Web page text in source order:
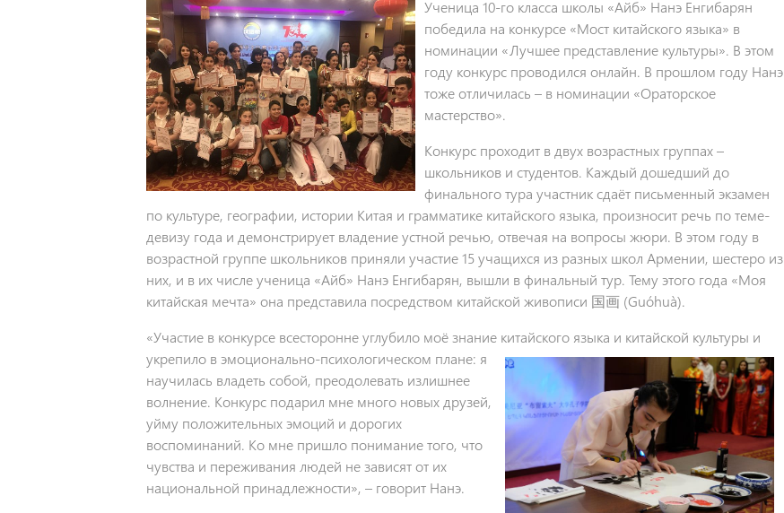
Ученица 10-го класса школы «Айб» Нанэ Енгибарян
победила на конкурсе «Мост китайского языка» в
номинации «Лучшее представление культуры». В этом
году конкурс проводился онлайн. В прошлом году Нанэ
тоже отличилась – в номинации «Ораторское
мастерство».
Конкурс проходит в двух возрастных группах –
школьников и студентов. Каждый дошедший до
финального тура участник сдаёт письменный экзамен
по культуре, географии, истории Китая и грамматике китайского языка, произносит речь по теме-
девизу года и демонстрирует владение устной речью, отвечая на вопросы жюри. В этом году в
возрастной группе школьников приняли участие 15 учащихся из разных школ Армении, шестеро из
них, и в их числе ученица «Айб» Нанэ Енгибарян, вышли в финальный тур. Тему этого года «Моя
китайская мечта» она представила посредством китайской живописи 国画 (Guóhuà).
«Участие в конкурсе всесторонне углубило моё знание китайского языка и китайской культуры и
укрепило в эмоционально-психологическом плане: я
научилась владеть собой, преодолевать излишнее
волнение. Конкурс подарил мне много новых друзей,
уйму положительных эмоций и дорогих
воспоминаний. Ко мне пришло понимание того, что
чувства и переживания людей не зависят от их
национальной принадлежности», – говорит Нанэ.